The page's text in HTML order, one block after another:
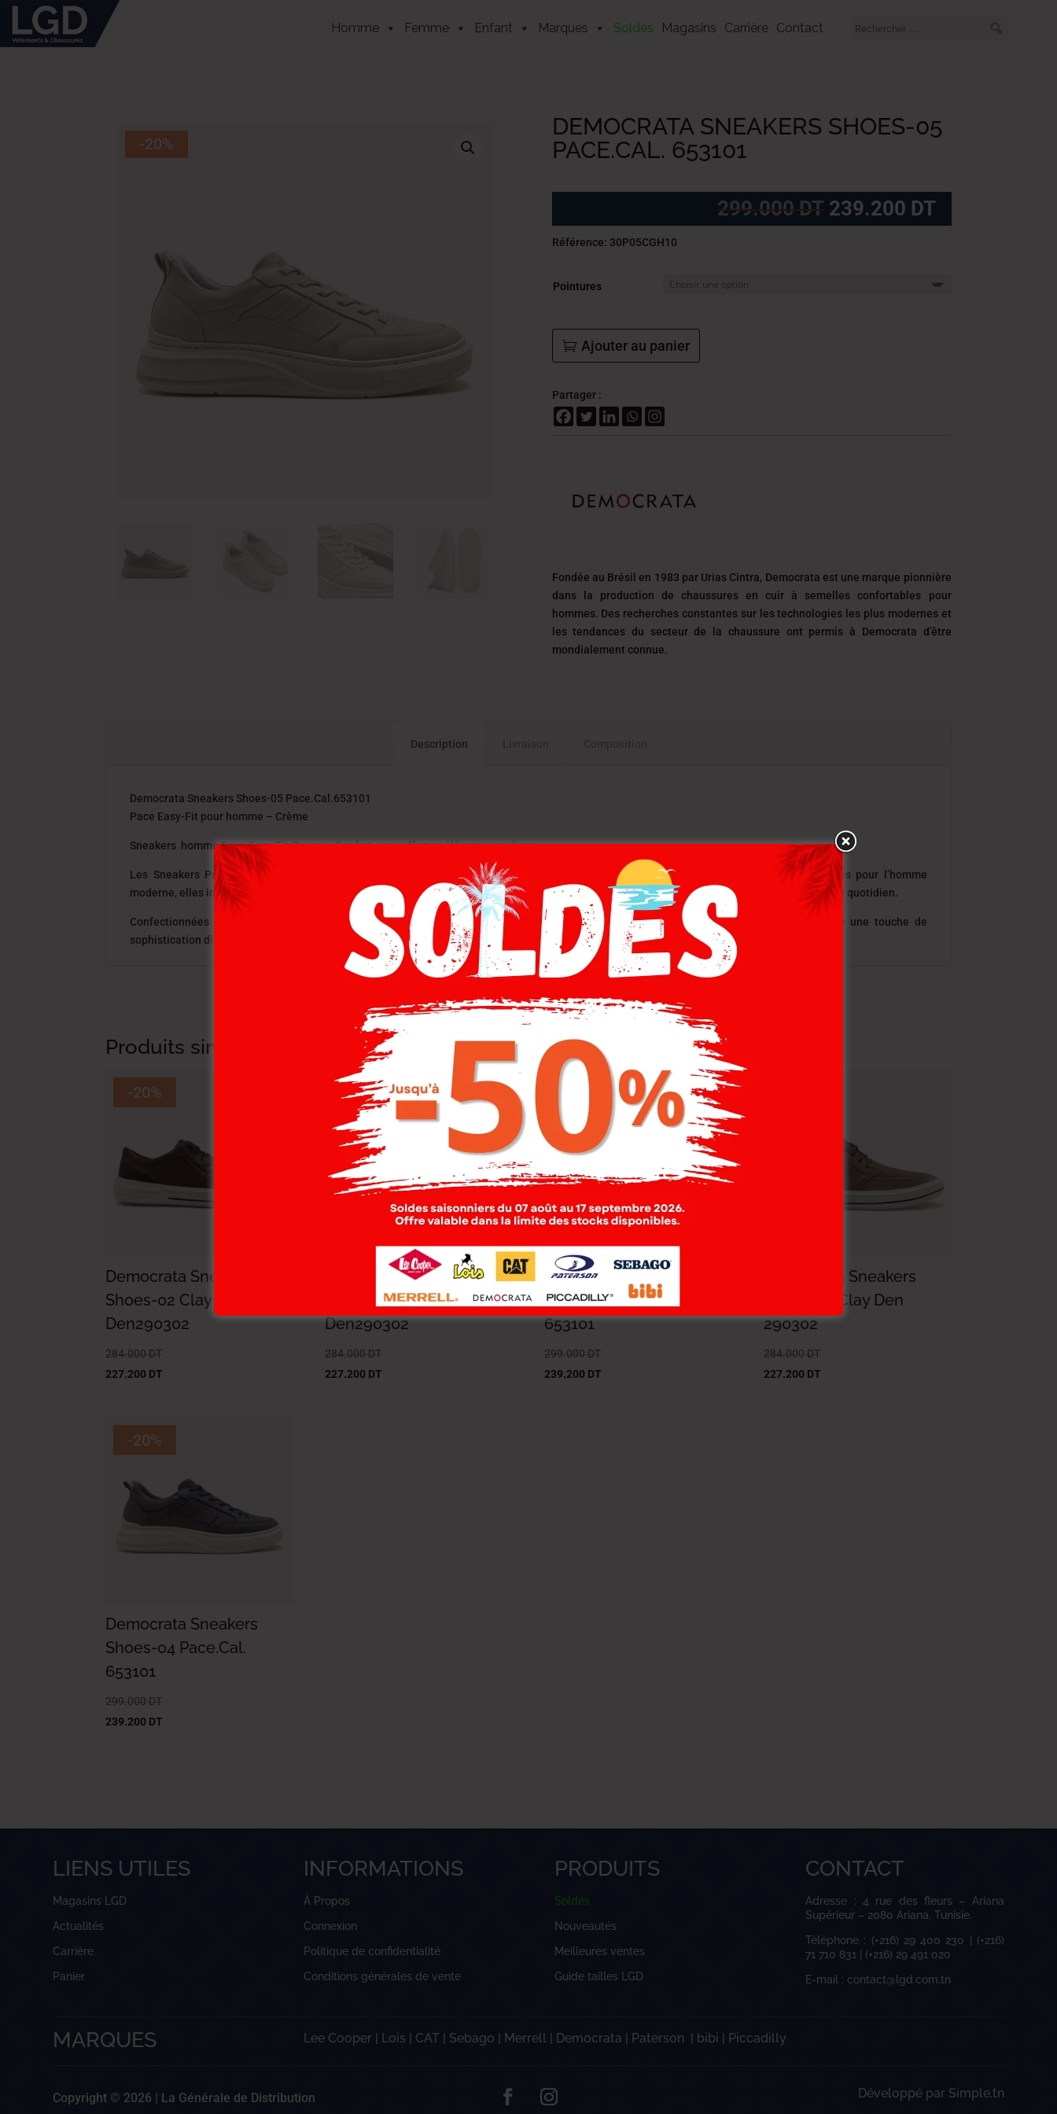
Homme Femme Enfant Marques Soldes Magasins Carrière Contact
-20%
DEMOCRATA SNEAKERS SHOES-05
PACE.CAL. 653101
299.000DT Le
prix
239.200 DTLe
prix
239.200
Référence: 30P05CGH10
Pointures
Ajouter au panier
Partager :
Fondée au Brésil en 1983 par Urias Cintra, Democrata est une marque pionnière
dans la production de chaussures en cuir à semelles confortables pour
hommes. Des recherches constantes sur les technologies les plus modernes et
les tendances du secteur de la chaussure ont permis à Democrata d’être
mondialement connue.
Description
Democrata Sneakers Shoes-05 Pace.Cal.653101
Pace Easy-Fit pour homme – Crème
Sneakers homme Pace Easy-Fit Cream : Confort sans effort et élégance moderne
Les Sneakers Pace Easy-Fit Cream pour homme incarnent parfaitement l’alliance entre praticité, confort et style contemporain. Pensées pour l’homme
moderne, elles intègrent une technologie innovante permettant de les enfiler sans utiliser les mains, pour un gain de temps et une simplicité au quotidien.
Confectionnées en cuir véritable de haute qualité, ces baskets offrent une allure élégante et intemporelle. Leur teinte crème apporte une touche de
sophistication discrète, idéale pour compléter un look urbain et décontracté.
Produits similaires
-20%
Democrata Sneakers
Shoes-02 Clay
Den290302
284.000 DT
227.200 DT
-20%
Democrata Sneakers
Shoes-03 Clay
Den290302
284.000 DT
227.200 DT
-20%
Democrata Sneakers
Shoes-03 Pace.Cal.
653101
299.000 DT
239.200 DT
Democrata Sneakers
Shoes-04 Clay Den
290302
284.000 DT
227.200 DT
-20%
Democrata Sneakers
Shoes-04 Pace.Cal.
653101
299.000 DT
239.200 DT
LIENS UTILES
Magasins LGD
Actualités
Carrière
Panier
INFORMATIONS
À Propos
Connexion
Politique de confidentialité
Conditions générales de vente
PRODUITS
Soldes
Nouveautés
Meilleures ventes
Guide tailles LGD
CONTACT
Adresse : 4 rue des fleurs – Ariana
Supérieur – 2080 Ariana, Tunisie.
Téléphone : (+216) 29 400 230 | (+216)
71 710 831 | (+216) 29 491 020
E-mail : contact@lgd.com.tn
MARQUES Lee Cooper | Lois | CAT | Sebago | Merrell | Democrata | Paterson | bibi | Piccadilly
Copyright © 2026 | La Générale de Distribution
Développé par Simple.tn